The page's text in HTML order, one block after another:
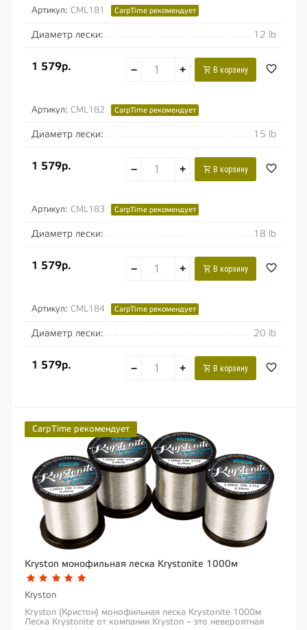
Артикул: CML181 CarpTime рекомендует
Диаметр лески: 12 lb
1 579р. − + В корзину
Артикул: CML182 CarpTime рекомендует
Диаметр лески: 15 lb
1 579р. − + В корзину
Артикул: CML183 CarpTime рекомендует
Диаметр лески: 18 lb
1 579р. − + В корзину
Артикул: CML184 CarpTime рекомендует
Диаметр лески: 20 lb
1 579р. − + В корзину
CarpTime рекомендует
Kryston монофильная леска Krystonite 1000м
Kryston
Kryston (Кристон) монофильная леска Krystonite 1000м
Леска Krystonite от компании Kryston – это невероятная